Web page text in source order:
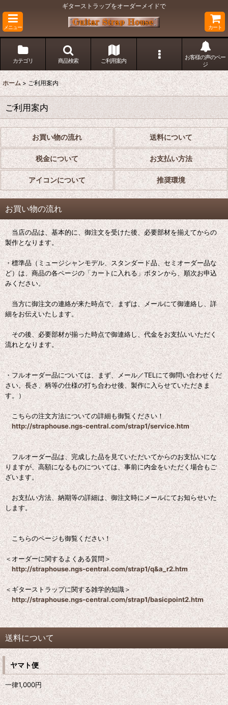
ギターストラップをオーダーメイドで
メニュー カート
カテゴリ 商品検索 ご利用案内
お客様の声のペー
ジ
ホーム > ご利用案内
ご利用案内
お買い物の流れ 送料について
税金について お支払い方法
アイコンについて 推奨環境
お買い物の流れ
当店の品は、基本的に、御注文を受けた後、必要部材を揃えてからの
製作となります。
・標準品（ミュージシャンモデル、スタンダード品、セミオーダー品な
ど）は、商品の各ページの「カートに入れる」ボタンから、順次お申込
みください。
当方に御注文の連絡が来た時点で、まずは、メールにて御連絡し、詳
細をお伝えいたします。
その後、必要部材が揃った時点で御連絡し、代金をお支払いいただく
流れとなります。
・フルオーダー品については、まず、メール／TELにて御問い合わせくだ
さい。長さ、柄等の仕様の打ち合わせ後、製作に入らせていただきま
す。）
こちらの注文方法についての詳細も御覧ください！
http://straphouse.ngs-central.com/strap1/service.htm
フルオーダー品は、完成した品を見ていただいてからのお支払いにな
りますが、高額になるものについては、事前に内金をいただく場合もご
ざいます。
お支払い方法、納期等の詳細は、御注文時にメールにてお知らせいた
します。
こちらのページも御覧ください！
＜オーダーに関するよくある質問＞
http://straphouse.ngs-central.com/strap1/q&a_r2.htm
＜ギターストラップに関する雑学的知識＞
http://straphouse.ngs-central.com/strap1/basicpoint2.htm
送料について
ヤマト便
一律1,000円